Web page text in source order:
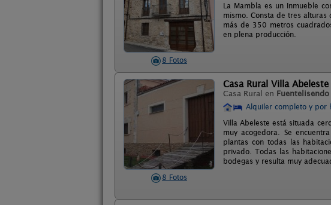
8 Fotos
La Mambla es un Inmueble
mismo. Consta de tres
más de 350 metros
en plena producción.
8 Fotos
Casa Rural Villa Abeleste
Casa Rural en Fuentelisendo
Alquiler completo y por
Villa Abeleste está situada
muy acogedora. Se
plantas con todas las
privado. Todas las
bodegas y resulta muy